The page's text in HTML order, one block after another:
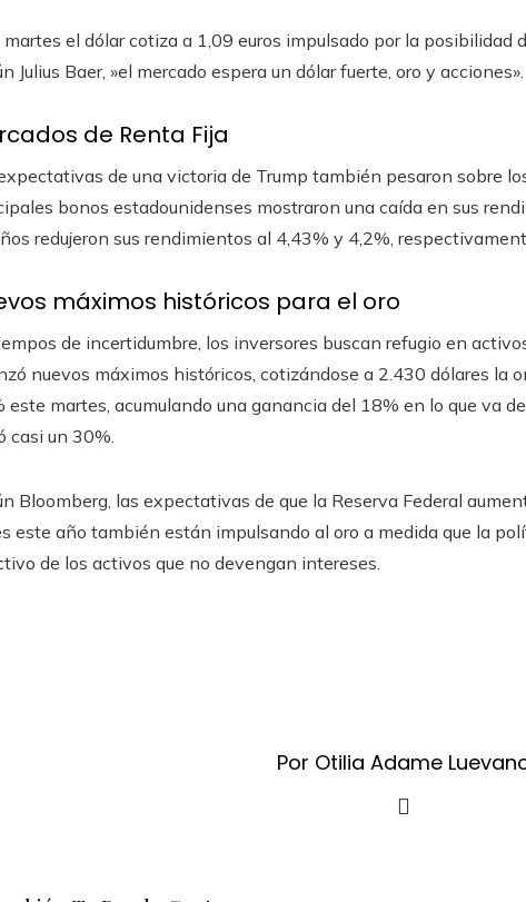
martes el dólar cotiza a 1,09 euros impulsado por la posibilidad
Julius Baer, ​​»el mercado espera un dólar fuerte, oro y acciones».
de Renta Fija
de una victoria de Trump también pesaron sobre
bonos estadounidenses mostraron una caída en sus
redujeron sus rendimientos al 4,43% y 4,2%,
máximos históricos para el oro
de incertidumbre, los inversores buscan refugio en
nuevos máximos históricos, cotizándose a 2.430 dólares la
este martes, acumulando una ganancia del 18% en lo que va
casi un 30%.
Bloomberg, las expectativas de que la Reserva Federal
este año también están impulsando al oro a medida que la
de los activos que no devengan intereses.
Por Otilia Adame